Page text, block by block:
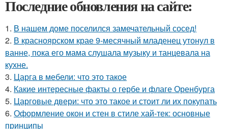
Последние обновления на сайте:
1. В нашем доме поселился замечательный сосед!
2. В красноярском крае 9-месячный младенец утонул в
ванне, пока его мама слушала музыку и танцевала на
кухне.
3. Царга в мебели: что это такое
4. Какие интересные факты о гербе и флаге Оренбурга
5. Царговые двери: что это такое и стоит ли их покупать
6. Оформление окон и стен в стиле хай-тек: основные
принципы